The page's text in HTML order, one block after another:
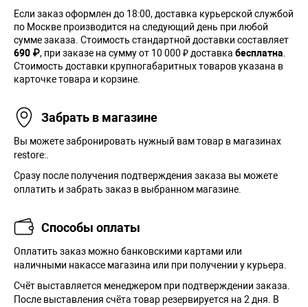
Если заказ оформлен до 18:00, доставка курьерской службой
по Москве производится на следующий день при любой
сумме заказа. Cтоимость стандартной доставки составляет
690 ₽, при заказе на сумму от 10 000 ₽ доставка бесплатна
Стоимость доставки крупногабаритных товаров указана в
карточке товара и корзине.
Забрать в магазине
Вы можете забронировать нужный вам товар в магазинах
restore:.
Сразу после получения подтверждения заказа вы можете
оплатить и забрать заказ в выбранном магазине.
Способы оплаты
Оплатить заказ можно банковскими картами или
наличными накассе магазина или при получении у курьера.
Cчёт выставляется менеджером при подтверждении заказа.
После выставления счёта товар резервируется на 2 дня. В